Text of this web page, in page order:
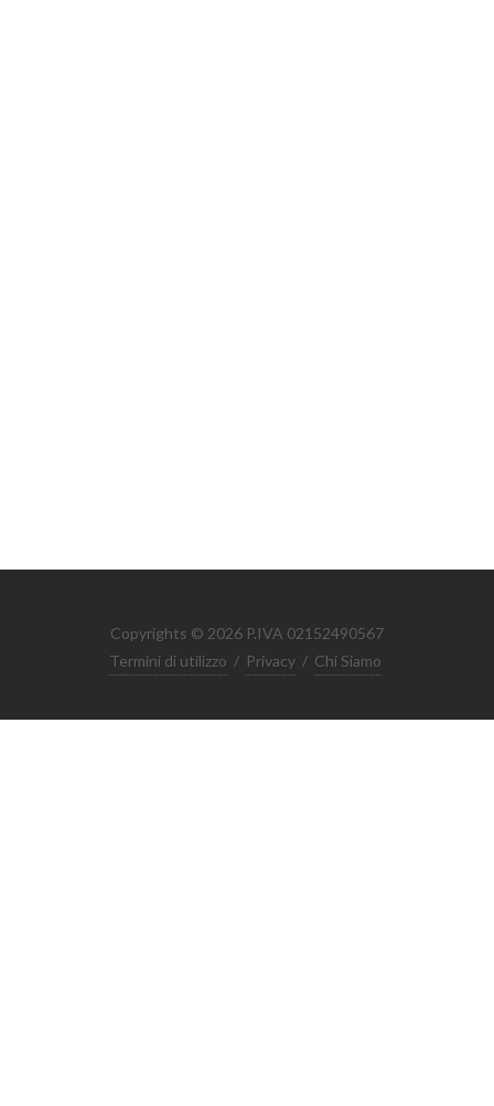
Copyrights © 2026 P.IVA 02152490567
Termini di utilizzo / Privacy / Chi Siamo